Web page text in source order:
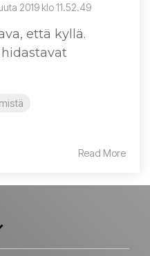
2019 klo 11.52.49
että kyllä.
Read More